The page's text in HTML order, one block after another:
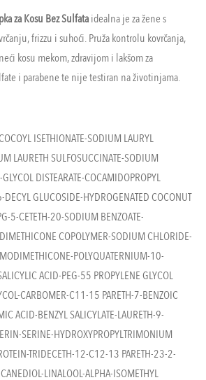
za Kosu Bez Sulfataidealna je za žene s
frizzu i suhoći. Pruža kontrolu kovrčanja,
kosu mekom, zdravijom i lakšom za
i parabene te nije testiran na životinjama.
ISETHIONATE-SODIUM LAURYL
LAURETH SULFOSUCCINATE-SODIUM
DISTEARATE-COCAMIDOPROPYL
DECYL GLUCOSIDE-HYDROGENATED COCONUT
5-CETETH-20-SODIUM BENZOATE-
COPOLYMER-SODIUM CHLORIDE-
POLYQUATERNIUM-10-
ACID-PEG-55 PROPYLENE GLYCOL
CARBOMER-C11-15 PARETH-7-BENZOIC
ACID-BENZYL SALICYLATE-LAURETH-9-
SERINE-HYDROXYPROPYLTRIMONIUM
TRIDECETH-12-C12-13 PARETH-23-2-
LINALOOL-ALPHA-ISOMETHYL